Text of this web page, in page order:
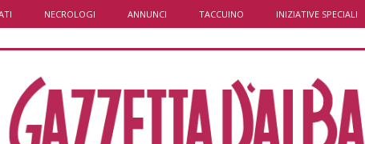
NECROLOGI ANNUNCI TACCUINO INIZIATIVE SPECIALI